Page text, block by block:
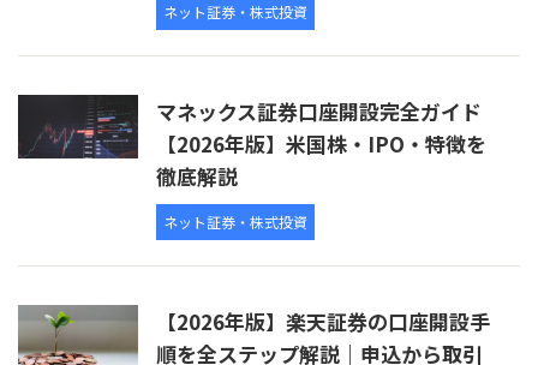
ネット証券・株式投資
マネックス証券口座開設完全ガイド
【2026年版】米国株・IPO・特徴を
徹底解説
ネット証券・株式投資
【2026年版】楽天証券の口座開設手
順を全ステップ解説｜申込から取引